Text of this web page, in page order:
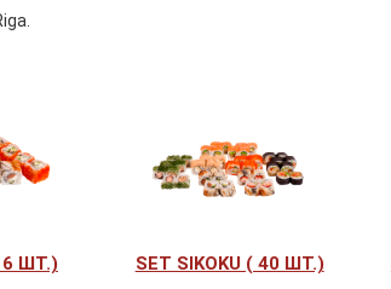
ШТ.) SET SIKOKU ( 40 ШТ.)